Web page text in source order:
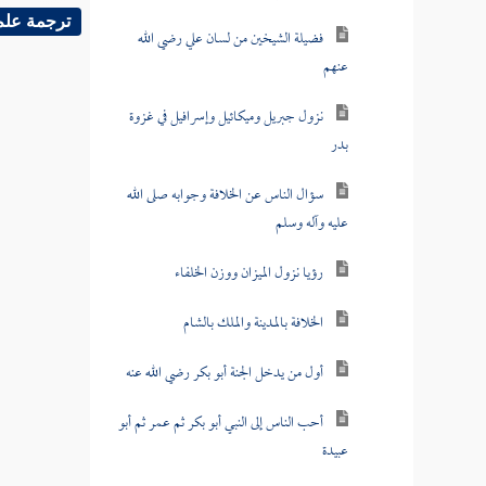
فضيلة الشيخين من لسان علي رضي الله
عنهم
نزول جبريل وميكائيل وإسرافيل في غزوة
بدر
سؤال الناس عن الخلافة وجوابه صلى الله
عليه وآله وسلم
رؤيا نزول الميزان ووزن الخلفاء
الخلافة بالمدينة والملك بالشام
أول من يدخل الجنة أبو بكر رضي الله عنه
أحب الناس إلى النبي أبو بكر ثم عمر ثم أبو
عبيدة
ترجمة